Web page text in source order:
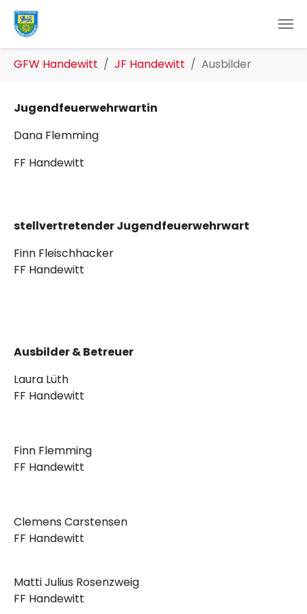
Zum Hauptinhalt springen
GFW Handewitt JF Handewitt Ausbilder
Jugendfeuerwehrwartin
Dana Flemming
FF Handewitt
stellvertretender Jugendfeuerwehrwart
Finn Fleischhacker
FF Handewitt
Ausbilder & Betreuer
Laura Lüth
FF Handewitt
Finn Flemming
FF Handewitt
Clemens Carstensen
FF Handewitt
Matti Julius Rosenzweig
FF Handewitt